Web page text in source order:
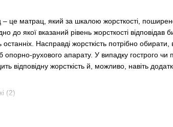
– це матрац, який за шкалою жорсткості,
до якої вказаний рівень жорсткості
останніх. Насправді жорсткість потрібно
рухового апарату. У випадку гострого
відповідну жорсткість й, можливо, навіть